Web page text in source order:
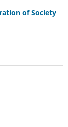
of Society